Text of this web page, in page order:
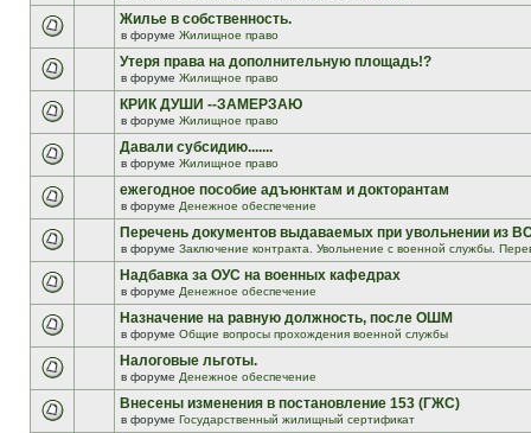
Жилье в собственность.
в форуме Жилищное право
Утеря права на дополнительную площадь!?
в форуме Жилищное право
КРИК ДУШИ --ЗАМЕРЗАЮ
в форуме Жилищное право
Давали субсидию.......
в форуме Жилищное право
ежегодное пособие адъюнктам и докторантам
в форуме Денежное обеспечение
Перечень документов выдаваемых при увольнении из
в форуме Заключение контракта. Увольнение с военной службы.
Надбавка за ОУС на военных кафедрах
в форуме Денежное обеспечение
Назначение на равную должность, после ОШМ
в форуме Общие вопросы прохождения военной службы
Налоговые льготы.
в форуме Денежное обеспечение
Внесены изменения в постановление 153 (ГЖС)
в форуме Государственный жилищный сертификат